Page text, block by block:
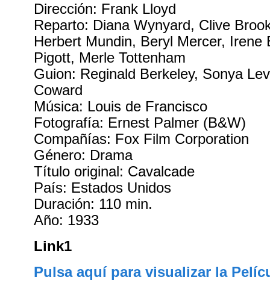
Dirección: Frank Lloyd
Reparto: Diana Wynyard, Clive
Herbert Mundin, Beryl Mercer, Irene
Pigott, Merle Tottenham
Guion: Reginald Berkeley, Sonya
Coward
Música: Louis de Francisco
Fotografía: Ernest Palmer (B&W)
Compañías: Fox Film Corporation
Género: Drama
Título original: Cavalcade
País: Estados Unidos
Duración: 110 min.
Año: 1933
Link1
Pulsa aquí para visualizar la